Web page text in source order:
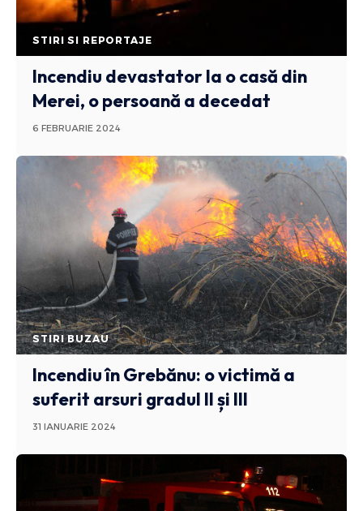
STIRI SI REPORTAJE
Incendiu devastator la o casă din
Merei, o persoană a decedat
6 FEBRUARIE 2024
STIRI BUZAU
Incendiu în Grebănu: o victimă a
suferit arsuri gradul II și III
31 IANUARIE 2024